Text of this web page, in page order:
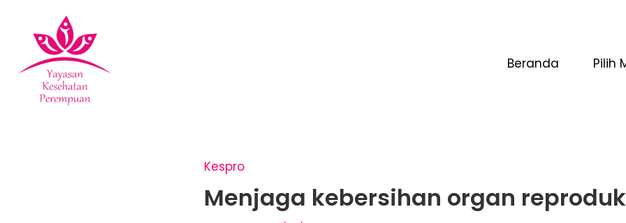
content
Beranda Pilih
Kespro
Menjaga kebersihan organ